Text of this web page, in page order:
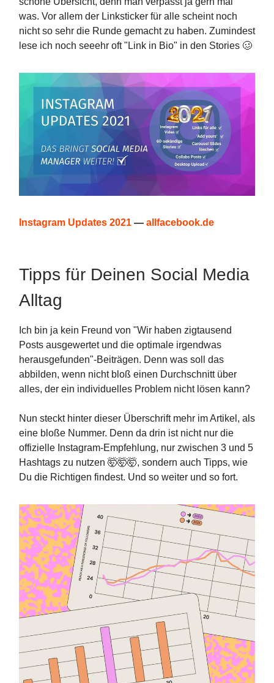
was. Vor allem der Linksticker für alle scheint noch
nicht so sehr die Runde gemacht zu haben. Zumindest
lese ich noch seeehr oft "Link in Bio" in den Stories 🥴
Instagram Updates 2021 — allfacebook.de
Tipps für Deinen Social Media
Alltag
Ich bin ja kein Freund von "Wir haben zigtausend
Posts ausgewertet und die optimale irgendwas
herausgefunden"-Beiträgen. Denn was soll das
abbilden, wenn nicht bloß einen Durchschnitt über
alles, der ein individuelles Problem nicht lösen kann?
Nun steckt hinter dieser Überschrift mehr im Artikel, als
eine bloße Nummer. Denn da drin ist nicht nur die
offizielle Instagram-Empfehlung, nur zwischen 3 und 5
Hashtags zu nutzen 🤯🤯🤯, sondern auch Tipps, wie
Du die Richtigen findest. Und so weiter und so fort.